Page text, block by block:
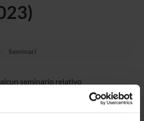
Seminari
seminario relativo
II anno.